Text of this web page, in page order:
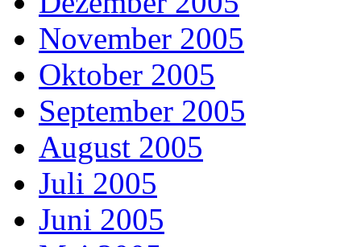
November 2005
Oktober 2005
September 2005
August 2005
Juli 2005
Juni 2005